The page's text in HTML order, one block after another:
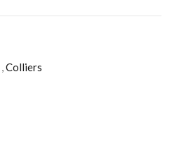
,Colliers